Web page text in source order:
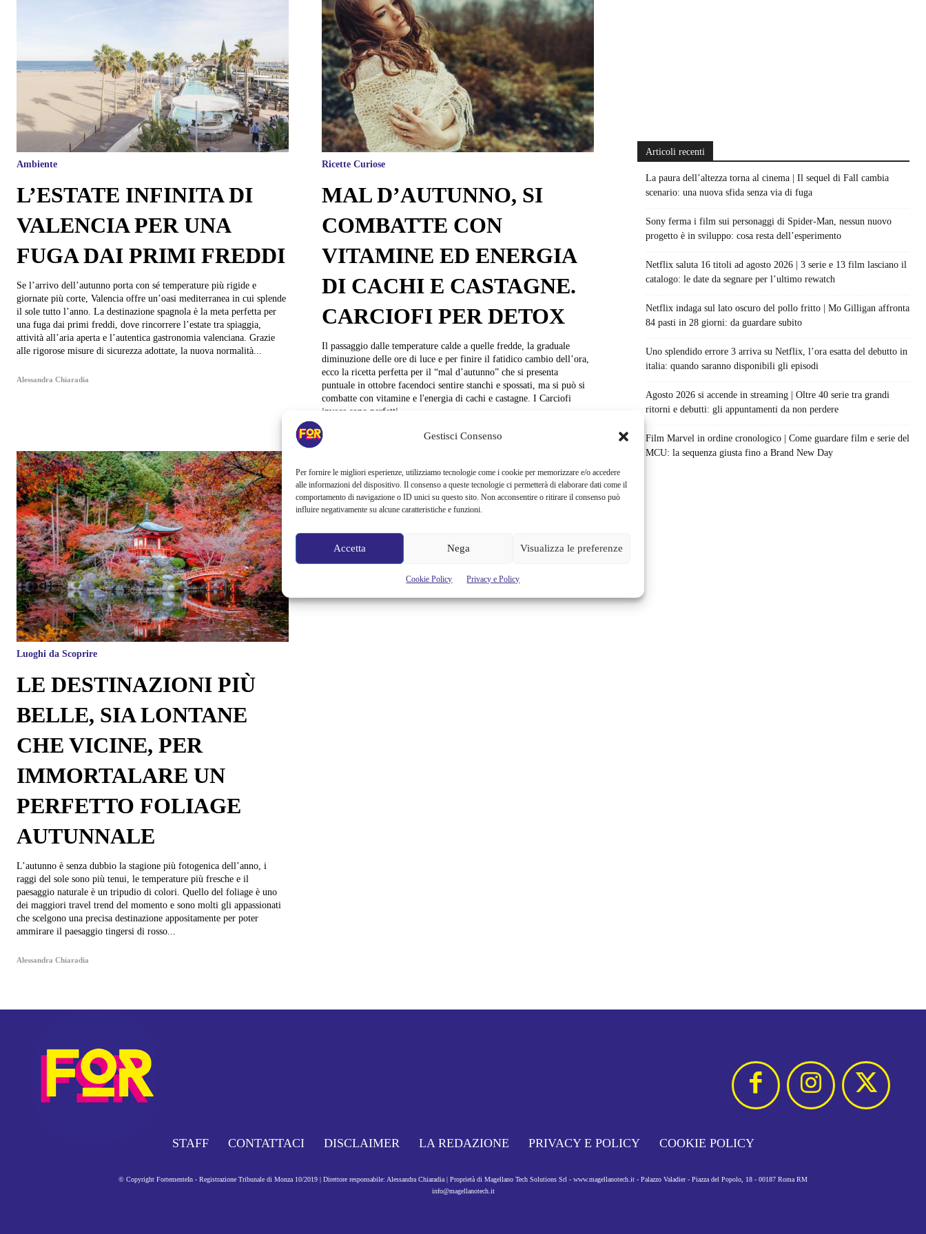
Gestisci Consenso
Per fornire le migliori esperienze, utilizziamo tecnologie come i cookie per memorizzare e/o accedere
alle informazioni del dispositivo. Il consenso a queste tecnologie ci permetterà di elaborare dati come il
comportamento di navigazione o ID unici su questo sito. Non acconsentire o ritirare il consenso può
influire negativamente su alcune caratteristiche e funzioni.
Accetta Nega Visualizza le preferenze
Cookie Policy Privacy e Policy
Ambiente
L’ESTATE INFINITA DI
VALENCIA PER UNA
FUGA DAI PRIMI FREDDI
Se l’arrivo dell’autunno porta con sé temperature più rigide e
giornate più corte, Valencia offre un’oasi mediterranea in cui splende
il sole tutto l’anno. La destinazione spagnola è la meta perfetta per
una fuga dai primi freddi, dove rincorrere l’estate tra spiaggia,
attività all’aria aperta e l’autentica gastronomia valenciana. Grazie
alle rigorose misure di sicurezza adottate, la nuova normalità...
Alessandra Chiaradia
Ricette Curiose
MAL D’AUTUNNO, SI
COMBATTE CON
VITAMINE ED ENERGIA
DI CACHI E CASTAGNE.
CARCIOFI PER DETOX
Il passaggio dalle temperature calde a quelle fredde, la graduale
diminuzione delle ore di luce e per finire il fatidico cambio dell’ora,
ecco la ricetta perfetta per il “mal d’autunno” che si presenta
puntuale in ottobre facendoci sentire stanchi e spossati, ma si può si
combatte con vitamine e l'energia di cachi e castagne. I Carciofi
invece sono perfetti...
Elisa Sirtori
Luoghi da Scoprire
LE DESTINAZIONI PIÙ
BELLE, SIA LONTANE
CHE VICINE, PER
IMMORTALARE UN
PERFETTO FOLIAGE
AUTUNNALE
L’autunno è senza dubbio la stagione più fotogenica dell’anno, i
raggi del sole sono più tenui, le temperature più fresche e il
paesaggio naturale è un tripudio di colori. Quello del foliage è uno
dei maggiori travel trend del momento e sono molti gli appassionati
che scelgono una precisa destinazione appositamente per poter
ammirare il paesaggio tingersi di rosso...
Alessandra Chiaradia
Articoli recenti
La paura dell’altezza torna al cinema | Il sequel di Fall cambia
scenario: una nuova sfida senza via di fuga
Sony ferma i film sui personaggi di Spider-Man, nessun nuovo
progetto è in sviluppo: cosa resta dell’esperimento
Netflix saluta 16 titoli ad agosto 2026 | 3 serie e 13 film lasciano il
catalogo: le date da segnare per l’ultimo rewatch
Netflix indaga sul lato oscuro del pollo fritto | Mo Gilligan affronta
84 pasti in 28 giorni: da guardare subito
Uno splendido errore 3 arriva su Netflix, l’ora esatta del debutto in
italia: quando saranno disponibili gli episodi
Agosto 2026 si accende in streaming | Oltre 40 serie tra grandi
ritorni e debutti: gli appuntamenti da non perdere
Film Marvel in ordine cronologico | Come guardare film e serie del
MCU: la sequenza giusta fino a Brand New Day
STAFF CONTATTACI DISCLAIMER LA REDAZIONE PRIVACY E POLICY COOKIE POLICY
© Copyright FortementeIn - Registrazione Tribunale di Monza 10/2019 | Direttore responsabile: Alessandra Chiaradia | Proprietà di Magellano Tech Solutions Srl - www.magellanotech.it - Palazzo Valadier - Piazza del Popolo, 18 - 00187 Roma RM
info@magellanotech.it